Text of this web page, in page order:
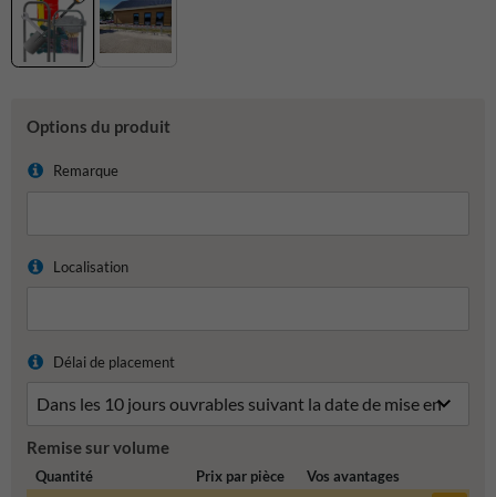
Options du produit
Remarque
Localisation
Délai de placement
Remise sur volume
Quantité Prix par pièce
Vos avantages